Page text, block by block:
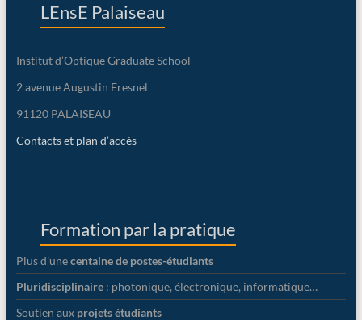
LEnsE Palaiseau
Institut d’Optique Graduate School
2 avenue Augustin Fresnel
91120 PALAISEAU
Contacts et plan d’accès
Formation par la pratique
Plus d’unecentaine de postes-étudiants
Pluridisciplinaire: photonique, électronique, informatique…
Soutien aux projets étudiants